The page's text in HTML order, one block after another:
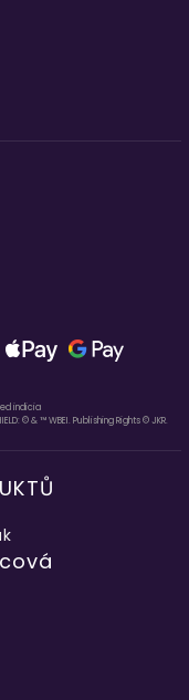
indicia
© & ™ WBEI. Publishing Rights © JKR.